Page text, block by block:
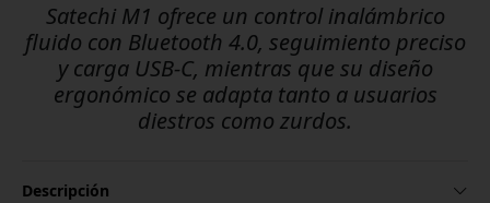
Satechi M1 ofrece un control inalámbrico
fluido con Bluetooth 4.0, seguimiento preciso
y carga USB-C, mientras que su diseño
ergonómico se adapta tanto a usuarios
diestros como zurdos.
Descripción